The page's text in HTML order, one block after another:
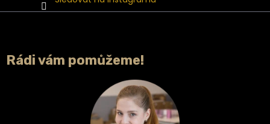
Rádi vám pomůžeme!